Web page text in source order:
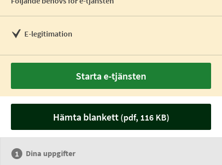
E-legitimation
Starta e-tjänsten
Hämta blankett(pdf, 116 KB)
Dina uppgifter